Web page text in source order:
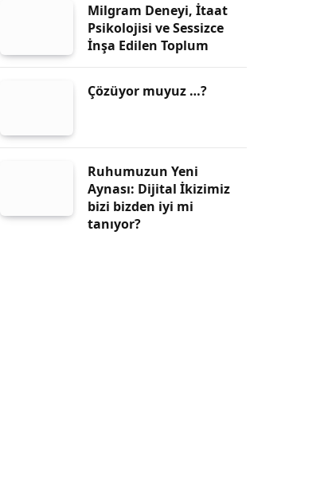
Milgram Deneyi, İtaat
Psikolojisi ve Sessizce
İnşa Edilen Toplum
Çözüyor muyuz …?
Ruhumuzun Yeni
Aynası: Dijital İkizimiz
bizi bizden iyi mi
tanıyor?